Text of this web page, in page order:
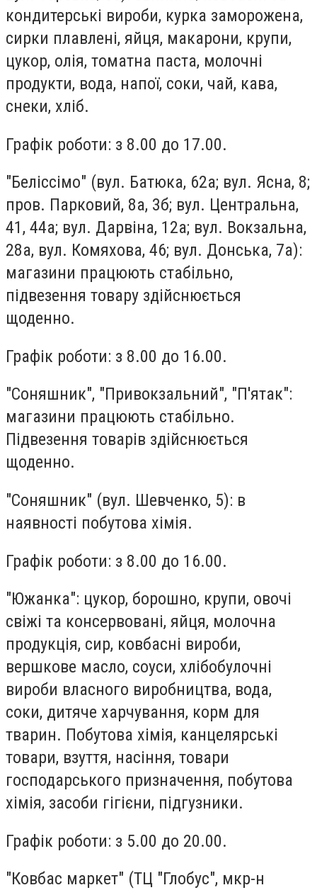
кондитерські вироби, курка заморожена,
сирки плавлені, яйця, макарони, крупи,
цукор, олія, томатна паста, молочні
продукти, вода, напої, соки, чай, кава,
снеки, хліб.
Графік роботи: з 8.00 до 17.00.
"Беліссімо" (вул. Батюка, 62а; вул. Ясна, 8;
пров. Парковий, 8а, 3б; вул. Центральна,
41, 44а; вул. Дарвіна, 12а; вул. Вокзальна,
28а, вул. Комяхова, 46; вул. Донська, 7а):
магазини працюють стабільно,
підвезення товару здійснюється
щоденно.
Графік роботи: з 8.00 до 16.00.
"Соняшник", "Привокзальний", "П'ятак":
магазини працюють стабільно.
Підвезення товарів здійснюється
щоденно.
"Соняшник" (вул. Шевченко, 5): в
наявності побутова хімія.
Графік роботи: з 8.00 до 16.00.
"Южанка": цукор, борошно, крупи, овочі
свіжі та консервовані, яйця, молочна
продукція, сир, ковбасні вироби,
вершкове масло, соуси, хлібобулочні
вироби власного виробництва, вода,
соки, дитяче харчування, корм для
тварин. Побутова хімія, канцелярські
товари, взуття, насіння, товари
господарського призначення, побутова
хімія, засоби гігієни, підгузники.
Графік роботи: з 5.00 до 20.00.
"Ковбас маркет" (ТЦ "Глобус", мкр-н